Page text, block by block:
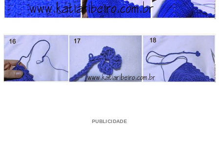
PUBLICIDADE